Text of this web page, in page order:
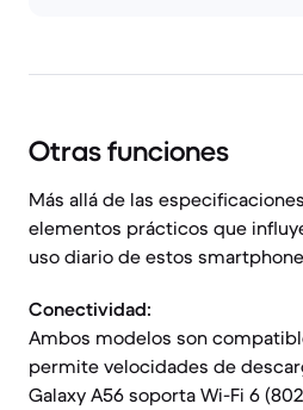
Otras funciones
Más allá de las
elementos prácticos que
uso diario de estos
Conectividad:
Ambos modelos son
permite velocidades de
Galaxy A56 soporta Wi-Fi 6